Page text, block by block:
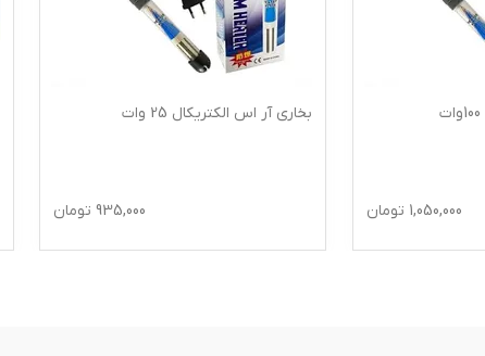
1,050,000 تومان
بخاری آر اس الکتریکال 25 وات
935,000 تومان